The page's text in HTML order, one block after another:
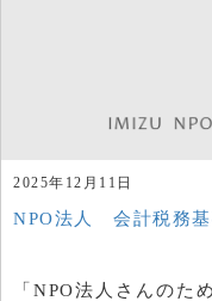
2025年12月11日
NPO法人 会計税務基
「NPO法人さんの